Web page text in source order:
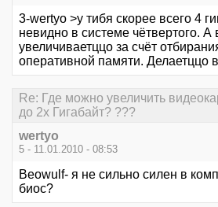
3-wertyo >у тибя скорее всего 4
невидно в системе чётвертого. А
увеличиваетццо за счёт
оперативной памяти. Делаетццо
Re: Где можно увеличить
до 2х Гигабайт? ???
wertyo
5 - 11.01.2010 - 08:53
Beowulf- я не сильно силен в
биос?